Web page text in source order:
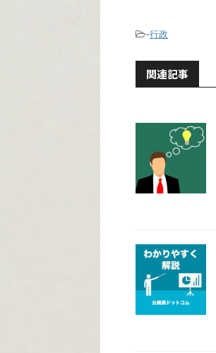
-行政
関連記事